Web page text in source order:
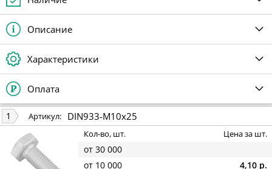
Описание
Характеристики
Оплата
1 Артикул: DIN933-M10x25
Кол-во, шт. Цена за шт.
от 30 000
от 10 000
4,10 р.